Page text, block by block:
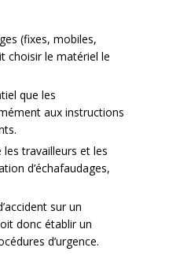
(fixes, mobiles,
choisir le matériel le
que les
aux instructions
les travailleurs et les
d’échafaudages,
sur un
donc établir un
d’urgence.